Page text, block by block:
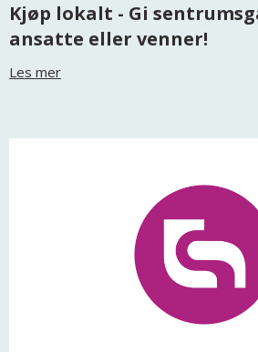
Kjøp lokalt - Gi
ansatte eller venner!
Les mer